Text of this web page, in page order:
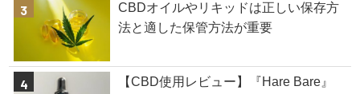
CBDオイルやリキッドは正しい保存方
法と適した保管方法が重要
【CBD使用レビュー】『Hare Bare』